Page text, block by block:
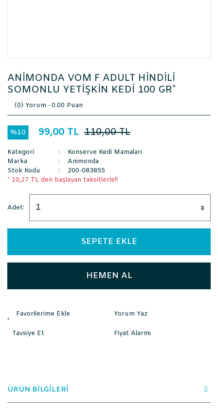
ANİMONDA VOM F ADULT HİNDİLİ
SOMONLU YETİŞKİN KEDİ 100 GR*
(0) Yorum -0.00 Puan
%10 99,00 TL 110,00 TL
Kategori
Konserve Kedi Mamaları
Marka
Animonda
Stok Kodu
200-083855
* 10,27 TL den başlayan taksitlerle!!
Adet:
SEPETE EKLE
HEMEN AL
Yorum Yaz
Tavsiye Et Fiyat Alarmı
ÜRÜN BİLGİLERİ